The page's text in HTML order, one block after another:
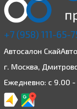
+7 (958) 111-65-
Автосалон СкайАвто
г. Москва,
Ежедневно: с 9.00 -